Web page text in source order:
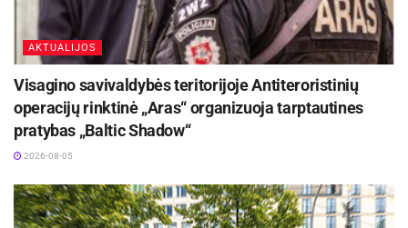
AKTUALIJOS
Visagino savivaldybės teritorijoje Antiteroristinių
operacijų rinktinė „Aras“ organizuoja tarptautines
pratybas „Baltic Shadow“
2026-08-05